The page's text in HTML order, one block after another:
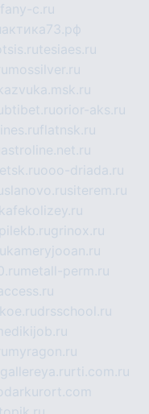
c.ru
tesiaes.ru
mossilver.ru
orior-aks.ru
flatnsk.ru
astroline.net.ru
ooo-driada.ru
siterem.ru
kafekolizey.ru
grinox.ru
kameryjooan.ru
metall-perm.ru
drsschool.ru
myragon.ru
rti.com.ru